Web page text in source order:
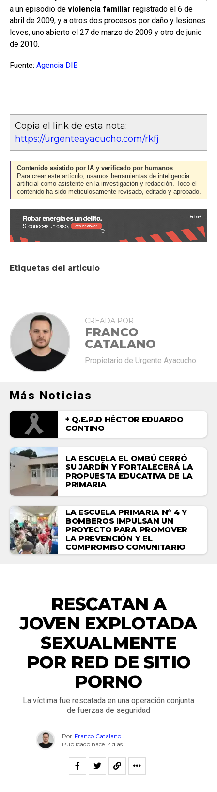
a un episodio de violencia familiar registrado el 6 de
abril de 2009; y a otros dos procesos por daño y lesiones
leves, uno abierto el 27 de marzo de 2009 y otro de junio
de 2010.
Fuente: Agencia DIB
Copia el link de esta nota:
https://urgenteayacucho.com/rkfj
Contenido asistido por IA y verificado por humanos
Para crear este artículo, usamos herramientas de inteligencia
artificial como asistente en la investigación y redacción. Todo el
contenido ha sido meticulosamente revisado, editado y aprobado.
Etiquetas del articulo
CREADA POR
FRANCO
CATALANO
Propietario de Urgente Ayacucho.
Más Noticias
+ Q.E.P.D HÉCTOR EDUARDO
CONTINO
LA ESCUELA EL OMBÚ CERRÓ
SU JARDÍN Y FORTALECERÁ LA
PROPUESTA EDUCATIVA DE LA
PRIMARIA
LA ESCUELA PRIMARIA N° 4 Y
BOMBEROS IMPULSAN UN
PROYECTO PARA PROMOVER
LA PREVENCIÓN Y EL
COMPROMISO COMUNITARIO
RESCATAN A
JOVEN EXPLOTADA
SEXUALMENTE
POR RED DE SITIO
PORNO
La víctima fue rescatada en una operación conjunta
de fuerzas de seguridad
Por Franco Catalano
Publicado hace 2 días